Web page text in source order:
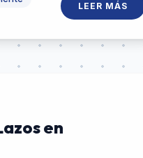
LEER MÁS
en